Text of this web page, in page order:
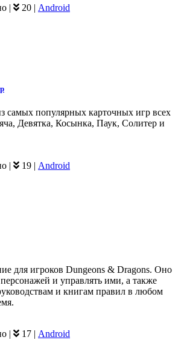
20 Android
самых популярных карточных игр всех
Девятка, Косынка, Паук, Солитер и
| 19 | Android
для игроков Dungeons & Dragons. Оно
персонажей и управлять ими, а также
и книгам правил в любом
| 17 | Android